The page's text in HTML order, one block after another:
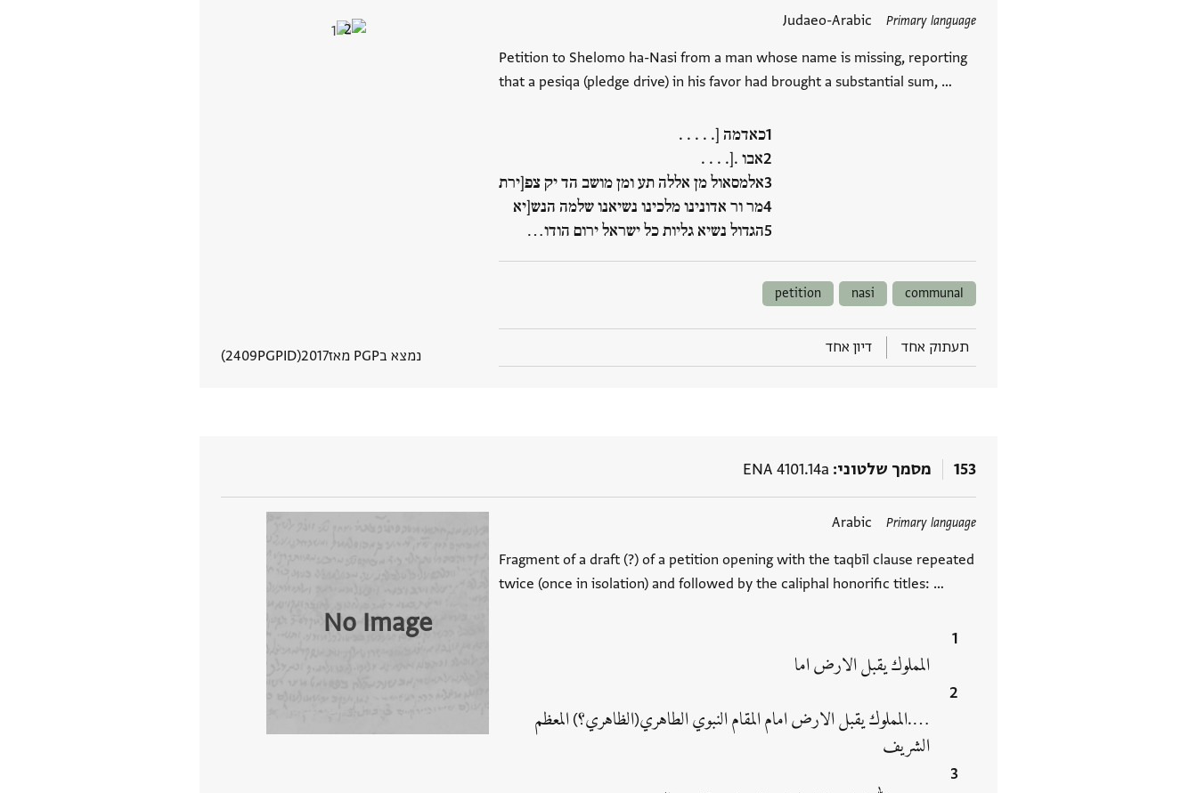
Primary language
Judaeo-Arabic
Petition to Shelomo ha-Nasi from a man whose name is missing, reporting
that a pesiqa (pledge drive) in his favor had brought a substantial sum, …
כאדמה [. . . . .
אבו .[. . . .
אלמסאול מן אללה תע ומן מושב הד יק צפ[ירת
מר ור אדונינו מלכינו נשיאנו שלמה הנש[יא
הגדול נשיא גליות כל ישראל ירום הודו‮…
תגים
communal
nasi
petition
תעתוק אחד דיון אחד נמצא בPGP מאז 2017
PGPID
2409
153 מסמך שלטוני ENA 4101.14a
Primary language
Arabic
Fragment of a draft (?) of a petition opening with the taqbīl clause repeated
twice (once in isolation) and followed by the caliphal honorific titles: …
المملوك يقبل الارض اما
….المملوك يقبل الارض امام المقام النبوي الطاهري(الظاهري؟) المعظم
الشريف
תגים
No Image